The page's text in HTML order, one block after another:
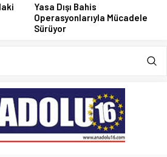
Yasa Dışı Bahis
Operasyonlarıyla Mücadele
Sürüyor